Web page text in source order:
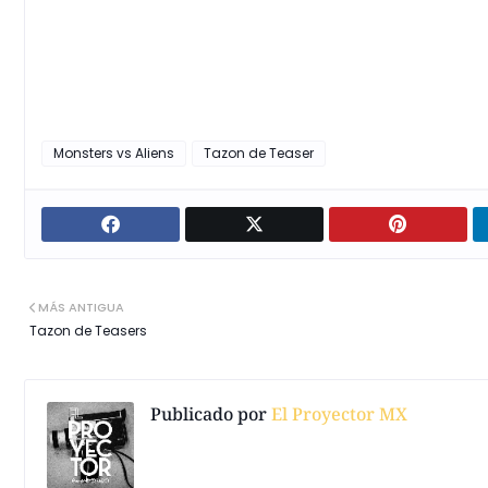
Monsters vs Aliens Tazon de Teaser
MÁS ANTIGUA
Tazon de Teasers
Publicado porEl Proyector MX